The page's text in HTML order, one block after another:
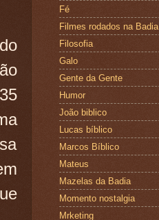
Fé
Filmes rodados na Badia
Filosofia
Galo
Gente da Gente
Humor
João biblico
Lucas bíblico
Marcos Bíblico
Mateus
Mazelas da Badia
Momento nostalgia
Mrketing